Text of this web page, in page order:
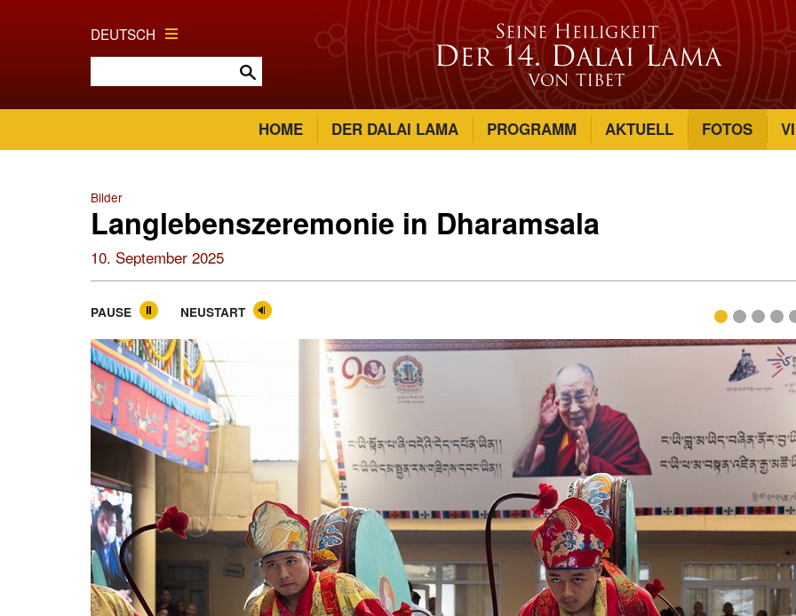
DEUTSCH
HOME DER DALAI LAMA PROGRAMM AKTUELL FOTOS
Bilder
Langlebenszeremonie in Dharamsala
10. September 2025
PAUSE NEUSTART